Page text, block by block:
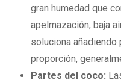
gran humedad que
apelmazación, baja
soluciona
proporción,
Partes del coco: